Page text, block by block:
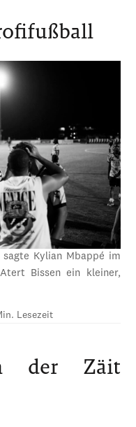
Kylian Mbappé im
Bissen ein kleiner,
Lesezeit
der Zäit